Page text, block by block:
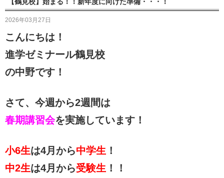
2026年03月27日
こんにちは！
進学ゼミナール鶴見校
の中野です！
さて、今週から2週間は
春期講習会を実施しています！
小6生は4月から中学生 ！
中2生は4月から受験生 ！！